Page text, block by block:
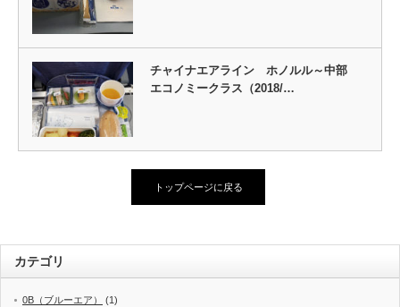
チャイナエアライン ホノルル～中部
エコノミークラス（2018/…
トップページに戻る
カテゴリ
0B（ブルーエア） (1)